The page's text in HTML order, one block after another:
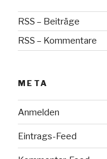
RSS – Beiträge
RSS – Kommentare
META
Anmelden
Eintrags-Feed